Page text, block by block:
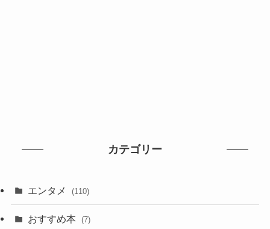
カテゴリー
エンタメ (110)
おすすめ本 (7)